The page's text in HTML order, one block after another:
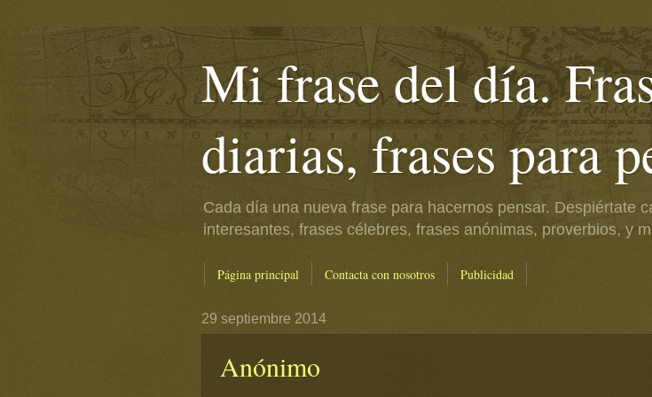
Mi frase del día.
diarias, frases para
Cada día una nueva frase para hacernos pensar. Despiértate
interesantes, frases célebres, frases anónimas, proverbios, y
Página principal Contacta con nosotros Publicidad
29 septiembre 2014
Anónimo